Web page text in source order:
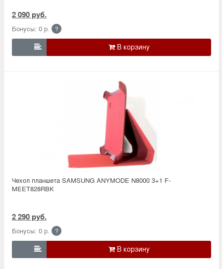
2 090 руб.
Бонусы: 0 р. ?

Чехол планшета SAMSUNG ANYMODE N8000 3+1 F-
MEET828RBK
2 290 руб.
Бонусы: 0 р. ?
